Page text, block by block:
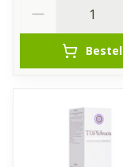
Bestel